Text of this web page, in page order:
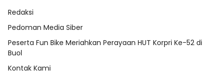
Redaksi
Pedoman Media Siber
Peserta Fun Bike Meriahkan Perayaan HUT Korpri Ke-52 di
Buol
Kontak Kami